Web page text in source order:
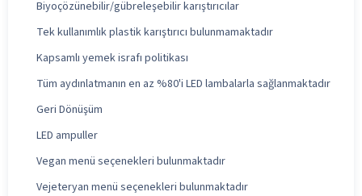
Biyoçözünebilir/gübreleşebilir karıştırıcılar
Tek kullanımlık plastik karıştırıcı bulunmamaktadır
Kapsamlı yemek israfı politikası
Tüm aydınlatmanın en az %80'i LED lambalarla sağlanmaktadır
Geri Dönüşüm
LED ampuller
Vegan menü seçenekleri bulunmaktadır
Vejeteryan menü seçenekleri bulunmaktadır